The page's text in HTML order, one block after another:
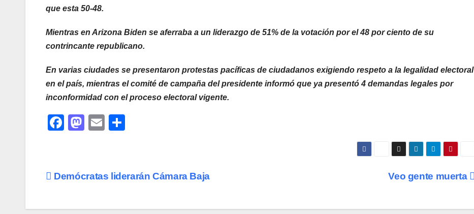
que esta 50-48.
Mientras en Arizona Biden se aferraba a un liderazgo de 51% de la votación por el 48 por ciento de su
contrincante republicano.
En varias ciudades se presentaron protestas pacíficas de ciudadanos exigiendo respeto a la legalidad electoral
en el país, mientras el comité de campaña del presidente informó que ya presentó 4 demandas legales por
inconformidad con el proceso electoral vigente.
F
e
o
M
o
o
E
p
tir
Navegación
Veo gente muerta
Demócratas liderarán Cámara Baja